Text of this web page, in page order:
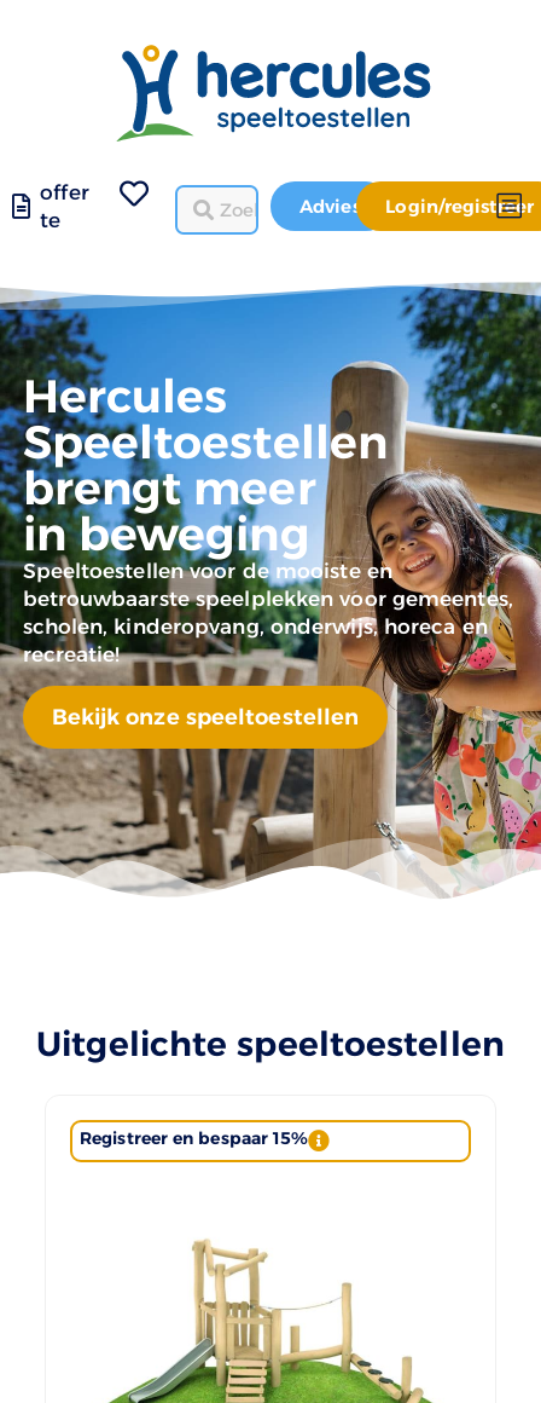
offer
te
Advies Login/registreer
Hercules
Speeltoestellen
brengt meer
in beweging
Speeltoestellen voor de mooiste en
betrouwbaarste speelplekken voor gemeentes,
scholen, kinderopvang, onderwijs, horeca en
recreatie!
Bekijk onze speeltoestellen
Uitgelichte speeltoestellen
Registreer en bespaar 15%